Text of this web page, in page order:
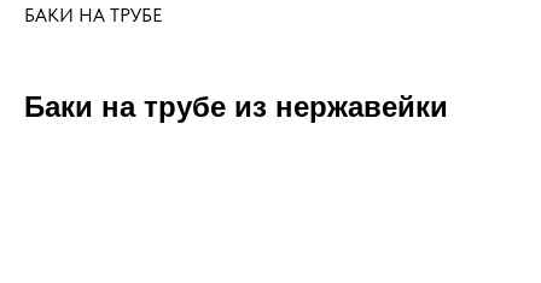
БАКИ НА ТРУБЕ
Баки на трубе из нержавейки